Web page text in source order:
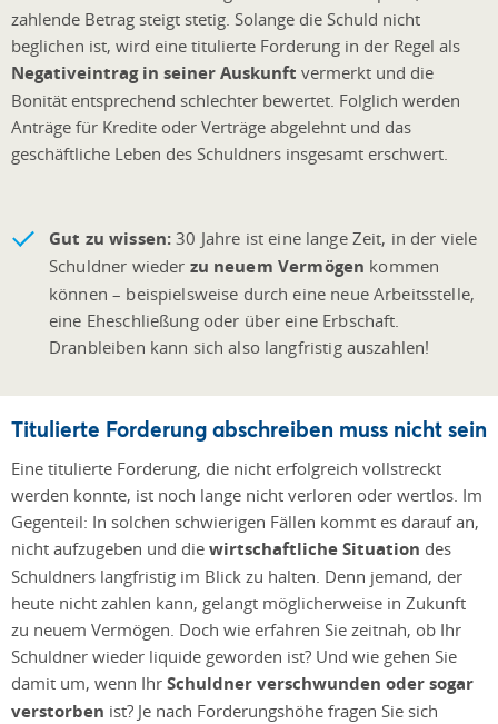
zahlende Betrag steigt stetig. Solange die Schuld nicht
beglichen ist, wird eine titulierte Forderung in der Regel als
Negativeintrag in seiner Auskunft vermerkt und die
Bonität entsprechend schlechter bewertet. Folglich werden
Anträge für Kredite oder Verträge abgelehnt und das
geschäftliche Leben des Schuldners insgesamt erschwert.
Gut zu wissen:30 Jahre ist eine lange Zeit, in der viele
Schuldner wieder zu neuem Vermögen kommen
können – beispielsweise durch eine neue Arbeitsstelle,
eine Eheschließung oder über eine Erbschaft.
Dranbleiben kann sich also langfristig auszahlen!
Titulierte Forderung abschreiben muss nicht sein
Eine titulierte Forderung, die nicht erfolgreich vollstreckt
werden konnte, ist noch lange nicht verloren oder wertlos. Im
Gegenteil: In solchen schwierigen Fällen kommt es darauf an,
nicht aufzugeben und die wirtschaftliche Situation des
Schuldners langfristig im Blick zu halten. Denn jemand, der
heute nicht zahlen kann, gelangt möglicherweise in Zukunft
zu neuem Vermögen. Doch wie erfahren Sie zeitnah, ob Ihr
Schuldner wieder liquide geworden ist? Und wie gehen Sie
damit um, wenn Ihr Schuldner verschwunden oder sogar
verstorben ist? Je nach Forderungshöhe fragen Sie sich